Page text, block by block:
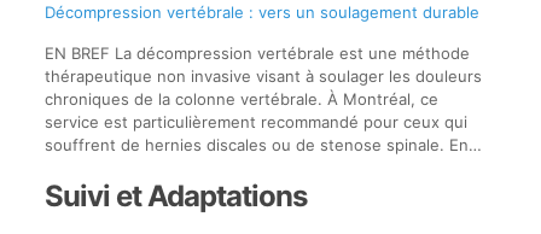
Décompression vertébrale : vers un soulagement durable
EN BREF La décompression vertébrale est une méthode
thérapeutique non invasive visant à soulager les douleurs
chroniques de la colonne vertébrale. À Montréal, ce
service est particulièrement recommandé pour ceux qui
souffrent de hernies discales ou de stenose spinale. En…
Suivi et Adaptations